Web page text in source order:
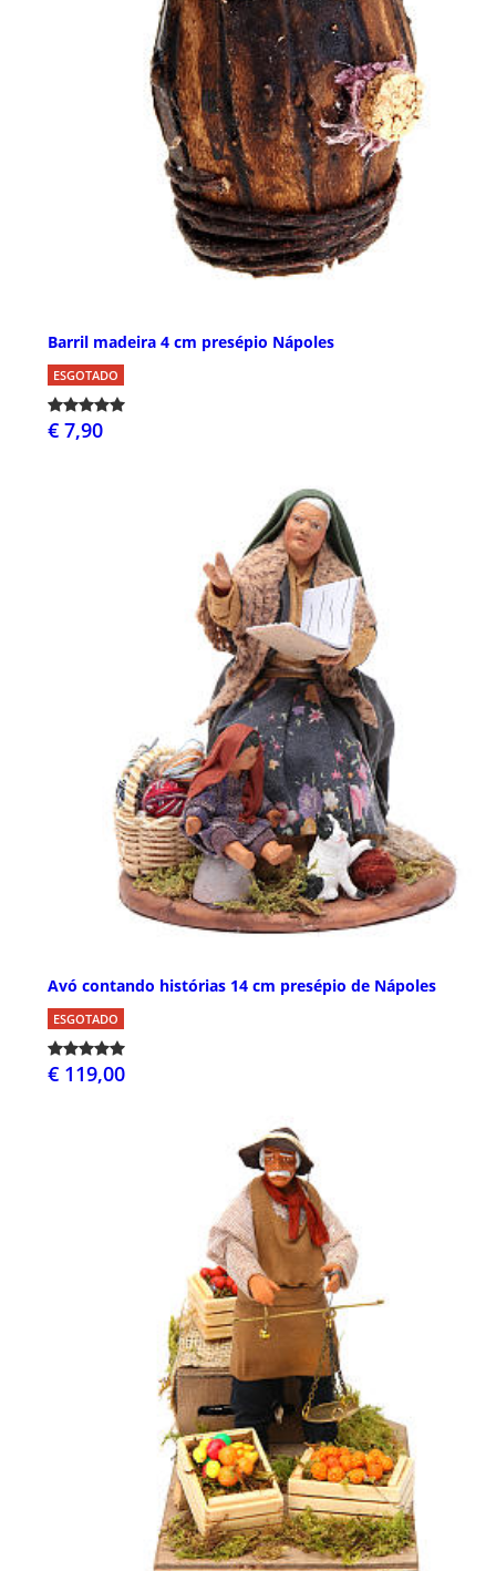
Barril madeira 4 cm presépio Nápoles
ESGOTADO
€ 7,90
Avó contando histórias 14 cm presépio de Nápoles
ESGOTADO
€ 119,00